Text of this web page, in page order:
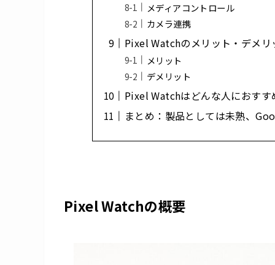
メディアコントロール
カメラ連携
Pixel Watchのメリット・デメリ
メリット
デメリット
Pixel Watchはどんな人におすす
まとめ：製品としては未熟、
Pixel Watchの概要